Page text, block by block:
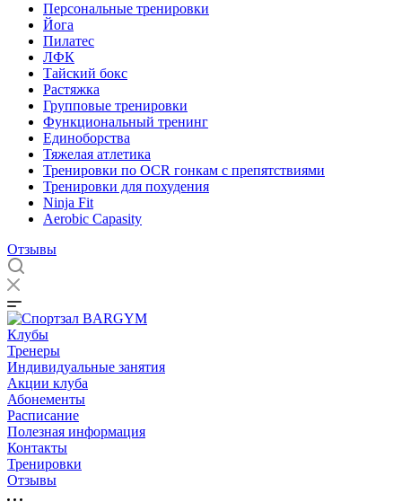
Персональные тренировки
Йога
Пилатес
ЛФК
Тайский бокс
Растяжка
Групповые тренировки
Функциональный тренинг
Единоборства
Тяжелая атлетика
Тренировки по OCR гонкам с препятствиями
Тренировки для похудения
Ninja Fit
Aerobic Capasity
Отзывы
Клубы
Тренеры
Индивидуальные занятия
Акции клуба
Абонементы
Расписание
Полезная информация
Контакты
Тренировки
Отзывы